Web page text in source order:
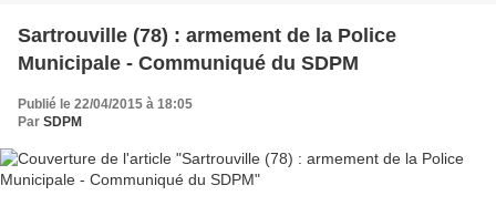
Sartrouville (78) : armement de la Police
Municipale - Communiqué du SDPM
Publié le 22/04/2015 à 18:05
Par SDPM